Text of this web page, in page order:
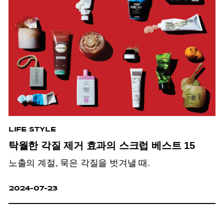
LIFE STYLE
탁월한 각질 제거 효과의 스크럽 베스트 15
노출의 계절, 묵은 각질을 벗겨낼 때.
2024-07-23